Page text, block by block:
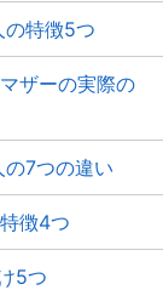
特徴5つ
ザーの実際の
7つの違い
徴4つ
5つ